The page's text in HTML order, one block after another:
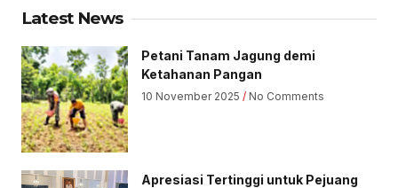
Latest News
Petani Tanam Jagung demi
Ketahanan Pangan
10 November 2025 No Comments
Apresiasi Tertinggi untuk Pejuang